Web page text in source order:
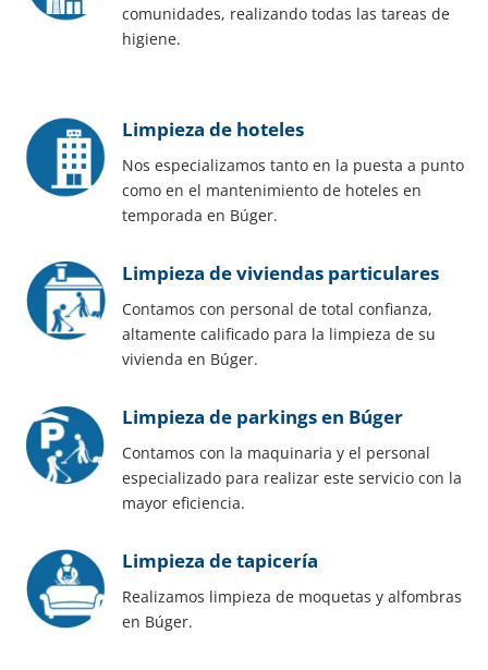
comunidades, realizando todas las tareas de
higiene.
Limpieza de hoteles
Nos especializamos tanto en la puesta a punto
como en el mantenimiento de hoteles en
temporada en Búger.
Limpieza de viviendas particulares
Contamos con personal de total confianza,
altamente calificado para la limpieza de su
vivienda en Búger.
Limpieza de parkings en Búger
Contamos con la maquinaria y el personal
especializado para realizar este servicio con la
mayor eficiencia.
Limpieza de tapicería
Realizamos limpieza de moquetas y alfombras
en Búger.